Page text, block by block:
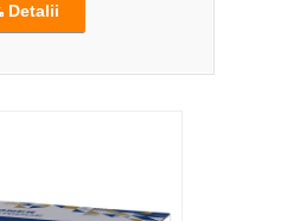
Detalii